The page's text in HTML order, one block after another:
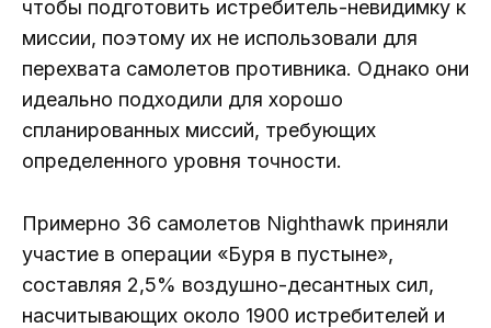
чтобы подготовить истребитель-невидимку к
миссии, поэтому их не использовали для
перехвата самолетов противника. Однако они
идеально подходили для хорошо
спланированных миссий, требующих
определенного уровня точности.
Примерно 36 самолетов Nighthawk приняли
участие в операции «Буря в пустыне»,
составляя 2,5% воздушно-десантных сил,
насчитывающих около 1900 истребителей и